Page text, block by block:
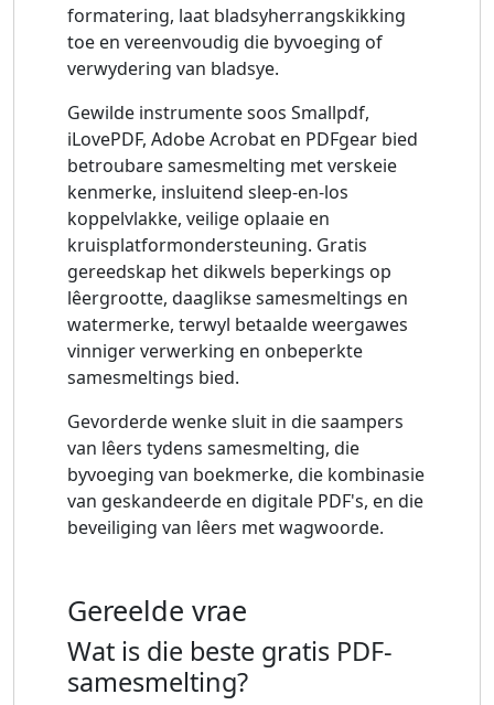
formatering, laat bladsyherrangskikking
toe en vereenvoudig die byvoeging of
verwydering van bladsye.
Gewilde instrumente soos Smallpdf,
iLovePDF, Adobe Acrobat en PDFgear bied
betroubare samesmelting met verskeie
kenmerke, insluitend sleep-en-los
koppelvlakke, veilige oplaaie en
kruisplatformondersteuning. Gratis
gereedskap het dikwels beperkings op
lêergrootte, daaglikse samesmeltings en
watermerke, terwyl betaalde weergawes
vinniger verwerking en onbeperkte
samesmeltings bied.
Gevorderde wenke sluit in die saampers
van lêers tydens samesmelting, die
byvoeging van boekmerke, die kombinasie
van geskandeerde en digitale PDF's, en die
beveiliging van lêers met wagwoorde.
Gereelde vrae
Wat is die beste gratis PDF-
samesmelting?